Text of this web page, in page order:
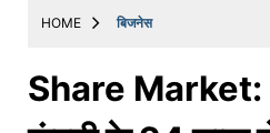
HOME बिजनेस
Share Market: